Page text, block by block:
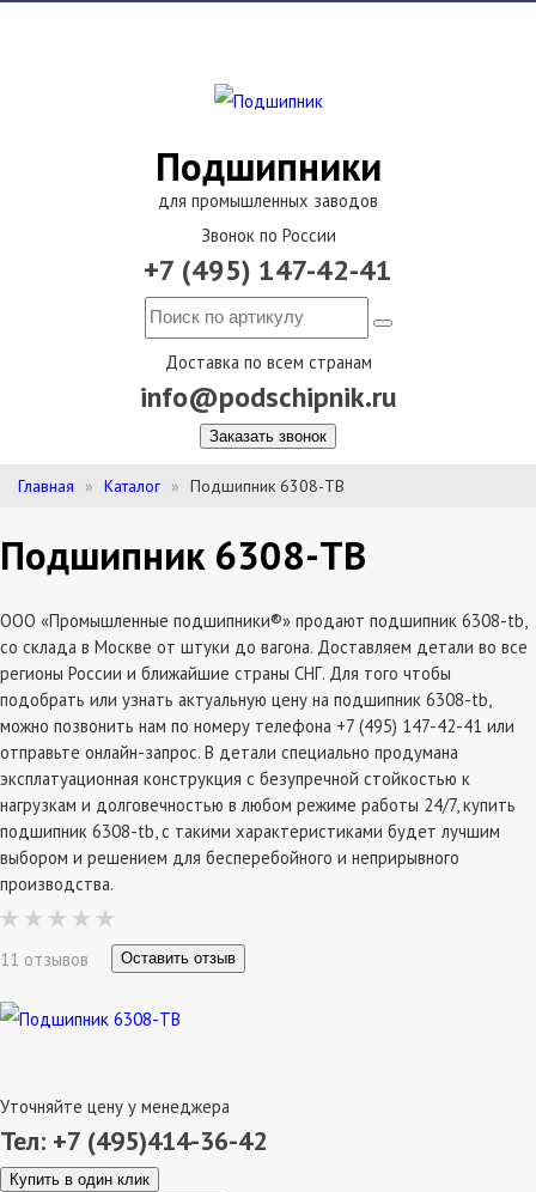
Подшипники
для промышленных заводов
Звонок по России
+7 (495) 147-42-41
Доставка по всем странам
info@podschipnik.ru
Заказать звонок
Главная Каталог Подшипник 6308-TB
Подшипник 6308-TB
ООО «Промышленные подшипники®» продают подшипник 6308-tb,
со склада в Москве от штуки до вагона. Доставляем детали во все
регионы России и ближайшие страны СНГ. Для того чтобы
подобрать или узнать актуальную цену на подшипник 6308-tb,
можно позвонить нам по номеру телефона +7 (495) 147-42-41 или
отправьте онлайн-запрос. В детали специально продумана
эксплатуационная конструкция с безупречной стойкостью к
нагрузкам и долговечностью в любом режиме работы 24/7, купить
подшипник 6308-tb, с такими характеристиками будет лучшим
выбором и решением для бесперебойного и неприрывного
производства.
11 отзывов Оставить отзыв
Уточняйте цену у менеджера
Тел: +7 (495)414-36-42
Купить в один клик